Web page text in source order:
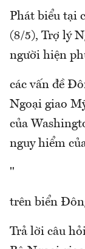
Phát biểu tại
(8/5), Trợ lý
người hiện
các vấn đề
Ngoại giao
của
nguy hiểm
"
trên biển
Trả lời câu